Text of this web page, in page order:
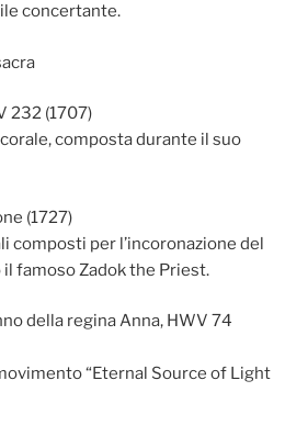
concertante.
232 (1707)
composta durante il suo
(1727)
composti per l’incoronazione del
il famoso Zadok the Priest.
della regina Anna, HWV 74
“Eternal Source of Light